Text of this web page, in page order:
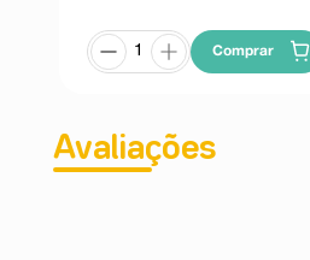
Comprar
Avaliações